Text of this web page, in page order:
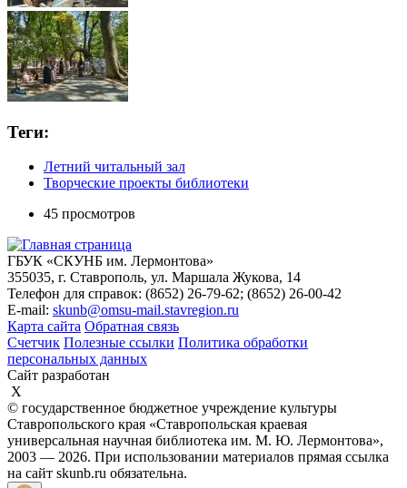
Теги:
Летний читальный зал
Творческие проекты библиотеки
45 просмотров
ГБУК «СКУНБ им. Лермонтова»
355035, г. Ставрополь, ул. Маршала Жукова, 14
Телефон для справок: (8652) 26-79-62; (8652) 26-00-42
E-mail: skunb@omsu-mail.stavregion.ru
Карта сайта Обратная связь
Счетчик Полезные ссылки Политика обработки
персональных данных
Сайт разработан
X
© государственное бюджетное учреждение культуры
Ставропольского края «Ставропольская краевая
универсальная научная библиотека им. М. Ю. Лермонтова»,
2003 — 2026. При использовании материалов прямая ссылка
на сайт skunb.ru обязательна.